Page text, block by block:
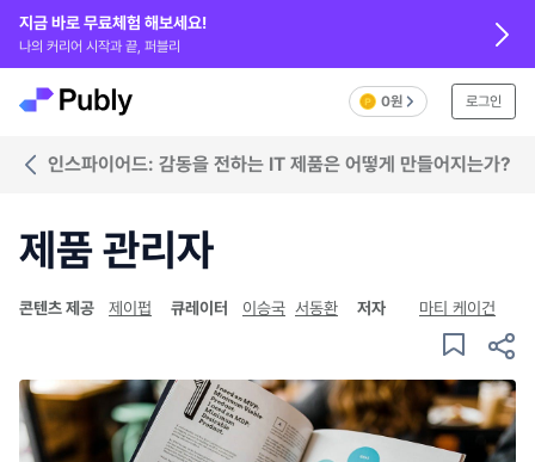
지금 바로 무료체험 해보세요!
나의 커리어 시작과 끝, 퍼블리
0원 로그인
인스파이어드: 감동을 전하는 IT 제품은 어떻게 만들어지는가?
제품 관리자
콘텐츠 제공 제이펍 큐레이터 이승국 서동환 저자 마티 케이건